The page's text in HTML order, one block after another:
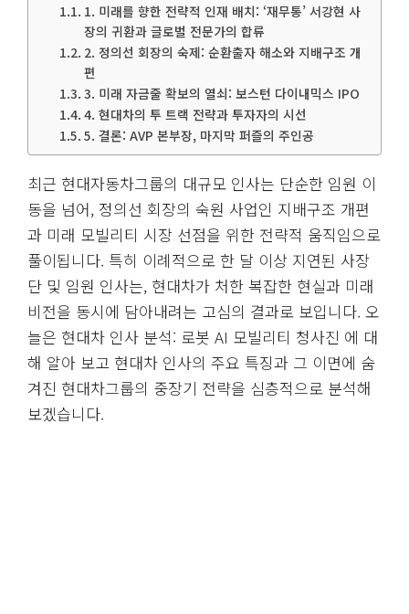
1. 미래를 향한 전략적 인재 배치: ‘재무통’ 서강현 사
장의 귀환과 글로벌 전문가의 합류
2. 정의선 회장의 숙제: 순환출자 해소와 지배구조 개
편
3. 미래 자금줄 확보의 열쇠: 보스턴 다이내믹스 IPO
4. 현대차의 투 트랙 전략과 투자자의 시선
5. 결론: AVP 본부장, 마지막 퍼즐의 주인공
최근 현대자동차그룹의 대규모 인사는 단순한 임원 이
동을 넘어, 정의선 회장의 숙원 사업인 지배구조 개편
과 미래 모빌리티 시장 선점을 위한 전략적 움직임으로
풀이됩니다. 특히 이례적으로 한 달 이상 지연된 사장
단 및 임원 인사는, 현대차가 처한 복잡한 현실과 미래
비전을 동시에 담아내려는 고심의 결과로 보입니다. 오
늘은 현대차 인사 분석: 로봇 AI 모빌리티 청사진 에 대
해 알아 보고 현대차 인사의 주요 특징과 그 이면에 숨
겨진 현대차그룹의 중장기 전략을 심층적으로 분석해
보겠습니다.